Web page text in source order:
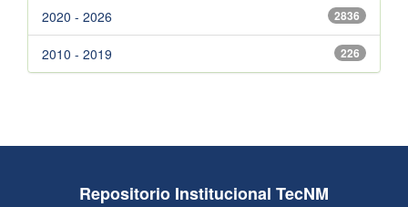
2836
2020 - 2026
226
2010 - 2019
Repositorio Institucional TecNM